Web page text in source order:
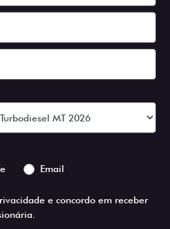
Email
e concordo em receber